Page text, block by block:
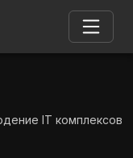
IT комплексов